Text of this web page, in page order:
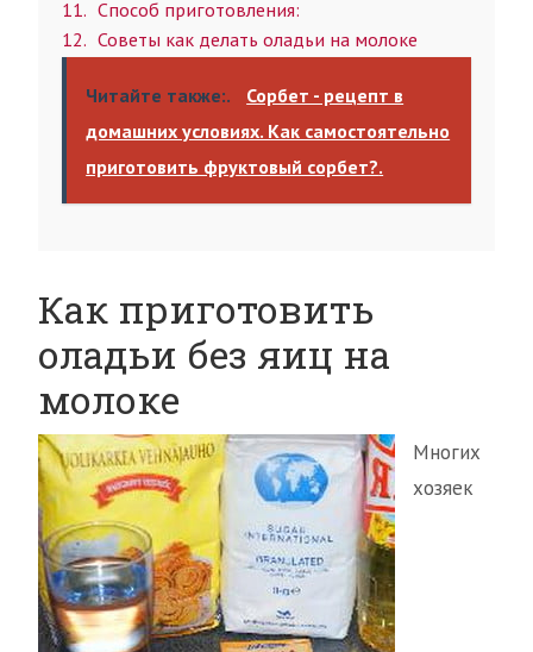
11
Способ приготовления:
12
Советы как делать оладьи на молоке
Читайте также:
Сорбет - рецепт в
домашних условиях. Как самостоятельно
приготовить фруктовый сорбет?
Как приготовить
оладьи без яиц на
молоке
Многих
хозяек